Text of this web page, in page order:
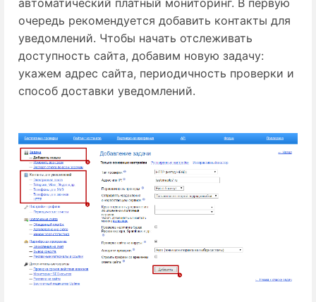
автоматический платный мониторинг. В первую
очередь рекомендуется добавить контакты для
уведомлений. Чтобы начать отслеживать
доступность сайта, добавим новую задачу:
укажем адрес сайта, периодичность проверки и
способ доставки уведомлений.